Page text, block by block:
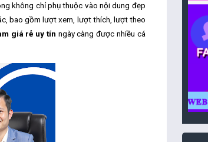
không chỉ phụ thuộc vào nội dung đẹp
, bao gồm lượt xem, lượt thích, lượt theo
giá rẻ uy tín ngày càng được nhiều cá